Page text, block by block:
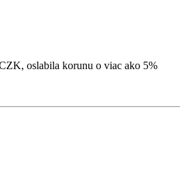
oslabila korunu o viac ako 5%